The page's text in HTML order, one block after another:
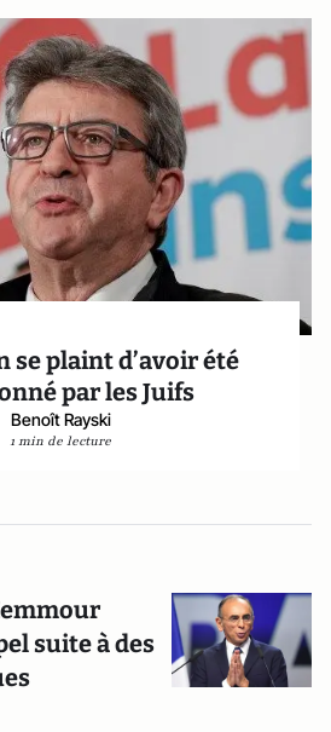
se plaint d’avoir été
par les Juifs
Benoît Rayski
1 min de lecture
suite à des